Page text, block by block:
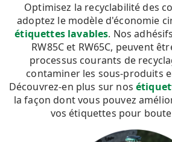
Optimisez la recyclabilité des
adoptez le modèle d'économie
étiquettes lavables. Nos
RW85C et RW65C, peuvent
processus courants de
contaminer les sous-produits
Découvrez-en plus sur nos
la façon dont vous pouvez
vos étiquettes pour